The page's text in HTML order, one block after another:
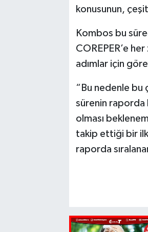
konusunun,
Kombos bu
COREPER’e
adımlar için
“Bu nedenle bu
sürenin raporda
olması
takip ettiği bir
raporda